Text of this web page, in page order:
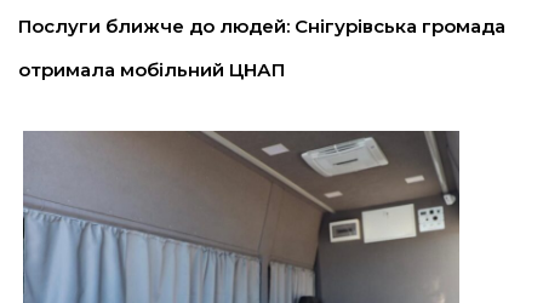
Послуги ближче до людей: Снігурівська громада
отримала мобільний ЦНАП